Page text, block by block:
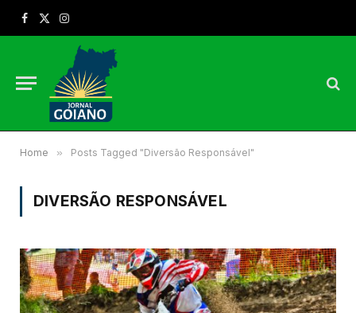
Facebook
X
Instagram
Home » Posts Tagged "Diversão Responsável"
DIVERSÃO RESPONSÁVEL